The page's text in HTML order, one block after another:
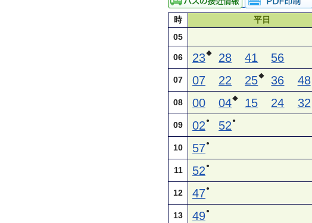
時 平日
05
06 23◆ 28 41 56
07 07 22 25◆ 36 48
08 00 04◆ 15 24 32
09 02 ● 52 ●
10 57●
11 52 ●
12 47●
13 49●